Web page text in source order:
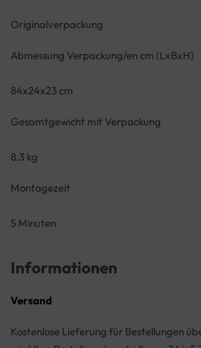
Originalverpackung
Abmessung Verpackung/en cm (LxBxH)
84x24x23 cm
Gesamtgewicht mit Verpackung
8.3 kg
Montagezeit
5 Minuten
Informationen
Versand
Kostenlose Lieferung für Bestellungen